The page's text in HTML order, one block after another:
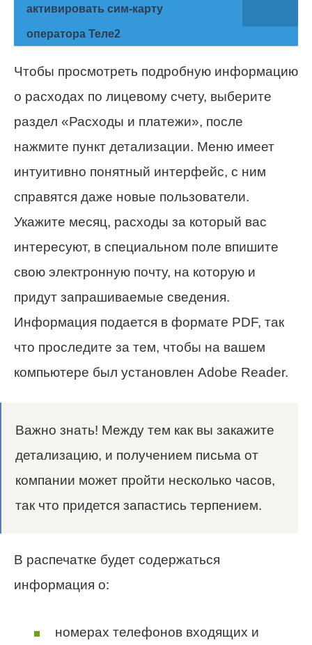
активировать сим-карту
оператора Теле2
Чтобы просмотреть подробную информацию
о расходах по лицевому счету, выберите
раздел «Расходы и платежи», после
нажмите пункт детализации. Меню имеет
интуитивно понятный интерфейс, с ним
справятся даже новые пользователи.
Укажите месяц, расходы за который вас
интересуют, в специальном поле впишите
свою электронную почту, на которую и
придут запрашиваемые сведения.
Информация подается в формате PDF, так
что проследите за тем, чтобы на вашем
компьютере был установлен Adobe Reader.
Важно знать! Между тем как вы закажите
детализацию, и получением письма от
компании может пройти несколько часов,
так что придется запастись терпением.
В распечатке будет содержаться
информация о:
номерах телефонов входящих и